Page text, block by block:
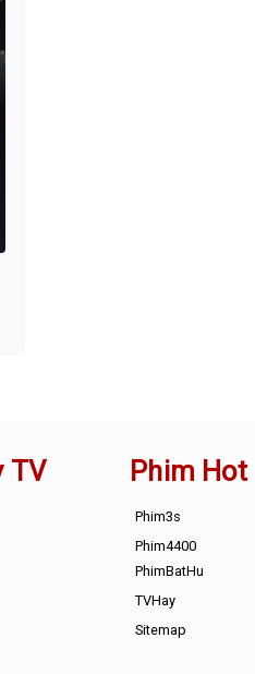
TV Phim Hot
Phim3s
Phim4400
PhimBatHu
TVHay
Sitemap